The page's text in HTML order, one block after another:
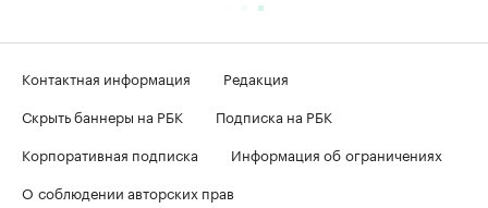
Контактная информация
Редакция
Скрыть баннеры на РБК
Подписка на РБК
Корпоративная подписка
Информация об ограничениях
О соблюдении авторских прав